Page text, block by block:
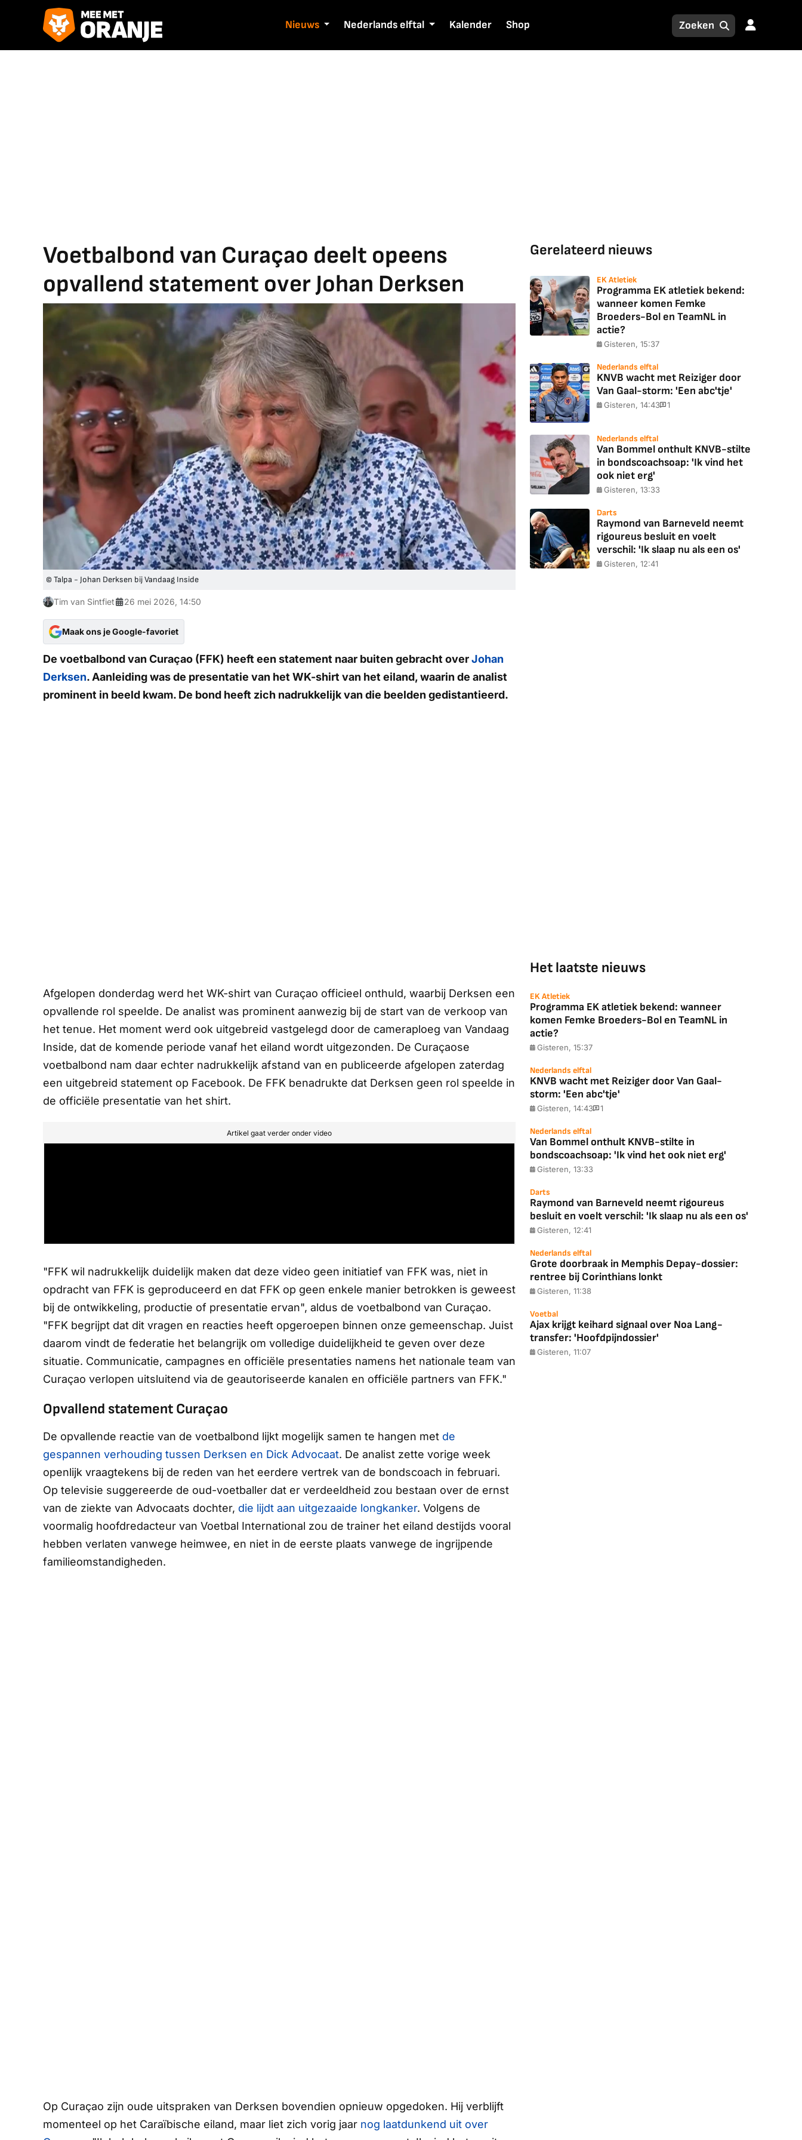
Nieuws Nederlands elftal Kalender Shop
Voetbalbond van Curaçao deelt opeens
opvallend statement over Johan Derksen
© Talpa - Johan Derksen bij Vandaag Inside
Tim van Sintfiet 26 mei 2026, 14:50
Maak ons je Google-favoriet
De voetbalbond van Curaçao (FFK) heeft een statement naar buiten gebracht overJohan
Derksen. Aanleiding was de presentatie van het WK-shirt van het eiland, waarin de analist
prominent in beeld kwam. De bond heeft zich nadrukkelijk van die beelden gedistantieerd.
Afgelopen donderdag werd het WK-shirt van Curaçao officieel onthuld, waarbij Derksen een
opvallende rol speelde. De analist was prominent aanwezig bij de start van de verkoop van
het tenue. Het moment werd ook uitgebreid vastgelegd door de cameraploeg van Vandaag
Inside, dat de komende periode vanaf het eiland wordt uitgezonden. De Curaçaose
voetbalbond nam daar echter nadrukkelijk afstand van en publiceerde afgelopen zaterdag
een uitgebreid statement op Facebook. De FFK benadrukte dat Derksen geen rol speelde in
de officiële presentatie van het shirt.
Artikel gaat verder onder video
"FFK wil nadrukkelijk duidelijk maken dat deze video geen initiatief van FFK was, niet in
opdracht van FFK is geproduceerd en dat FFK op geen enkele manier betrokken is geweest
bij de ontwikkeling, productie of presentatie ervan", aldus de voetbalbond van Curaçao.
"FFK begrijpt dat dit vragen en reacties heeft opgeroepen binnen onze gemeenschap. Juist
daarom vindt de federatie het belangrijk om volledige duidelijkheid te geven over deze
situatie. Communicatie, campagnes en officiële presentaties namens het nationale team van
Curaçao verlopen uitsluitend via de geautoriseerde kanalen en officiële partners van FFK."
Opvallend statement Curaçao
De opvallende reactie van de voetbalbond lijkt mogelijk samen te hangen met de
gespannen verhouding tussen Derksen en Dick Advocaat. De analist zette vorige week
openlijk vraagtekens bij de reden van het eerdere vertrek van de bondscoach in februari.
Op televisie suggereerde de oud-voetballer dat er verdeeldheid zou bestaan over de ernst
van de ziekte van Advocaats dochter, die lijdt aan uitgezaaide longkanker. Volgens de
voormalig hoofdredacteur van Voetbal International zou de trainer het eiland destijds vooral
hebben verlaten vanwege heimwee, en niet in de eerste plaats vanwege de ingrijpende
familieomstandigheden.
Op Curaçao zijn oude uitspraken van Derksen bovendien opnieuw opgedoken. Hij verblijft
momenteel op het Caraïbische eiland, maar liet zich vorig jaar nog laatdunkend uit over
Gerelateerd nieuws
EK Atletiek
Programma EK atletiek bekend:
wanneer komen Femke
Broeders-Bol en TeamNL in
actie?
Gisteren, 15:37
Nederlands elftal
KNVB wacht met Reiziger door
Van Gaal-storm: 'Een abc'tje'
Gisteren, 14:43 1
Nederlands elftal
Van Bommel onthult KNVB-stilte
in bondscoachsoap: 'Ik vind het
ook niet erg'
Gisteren, 13:33
Darts
Raymond van Barneveld neemt
rigoureus besluit en voelt
verschil: 'Ik slaap nu als een os'
Gisteren, 12:41
Het laatste nieuws
EK Atletiek
Programma EK atletiek bekend: wanneer
komen Femke Broeders-Bol en TeamNL in
actie?
Gisteren, 15:37
Nederlands elftal
KNVB wacht met Reiziger door Van Gaal-
storm: 'Een abc'tje'
Gisteren, 14:43 1
Nederlands elftal
Van Bommel onthult KNVB-stilte in
bondscoachsoap: 'Ik vind het ook niet erg'
Gisteren, 13:33
Darts
Raymond van Barneveld neemt rigoureus
besluit en voelt verschil: 'Ik slaap nu als een os'
Gisteren, 12:41
Nederlands elftal
Grote doorbraak in Memphis Depay-dossier:
rentree bij Corinthians lonkt
Gisteren, 11:38
Voetbal
Ajax krijgt keihard signaal over Noa Lang-
transfer: 'Hoofdpijndossier'
Gisteren, 11:07